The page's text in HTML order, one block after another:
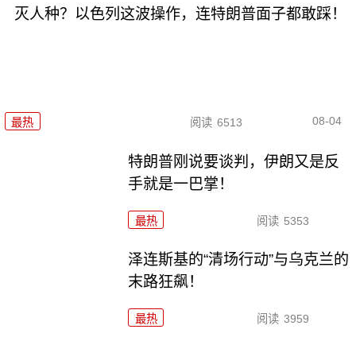
灭人种？以色列这波操作，连特朗普面子都敢踩！
最热 阅读 6513 08-04
特朗普刚说要谈判，伊朗又是反
手就是一巴掌！
最热 阅读 5353
泽连斯基的“清场行动”与乌克兰的
末路狂飙！
最热 阅读 3959